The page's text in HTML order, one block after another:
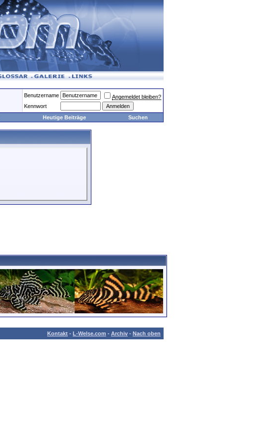
Benutzername
Angemeldet bleiben?
Kennwort
Heutige Beiträge Suchen
Kontakt - L-Welse.com - Archiv - Nach oben